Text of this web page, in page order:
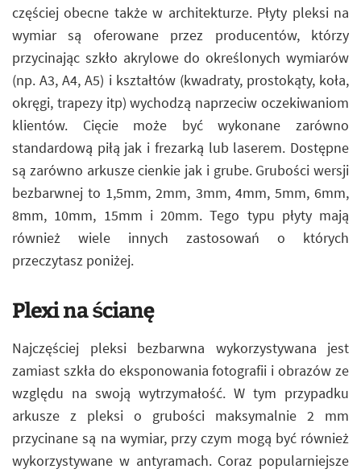
częściej obecne także w architekturze. Płyty pleksi na
wymiar są oferowane przez producentów, którzy
przycinając szkło akrylowe do określonych wymiarów
(np. A3, A4, A5) i kształtów (kwadraty, prostokąty, koła,
okręgi, trapezy itp) wychodzą naprzeciw oczekiwaniom
klientów. Cięcie może być wykonane zarówno
standardową piłą jak i frezarką lub laserem. Dostępne
są zarówno arkusze cienkie jak i grube. Grubości wersji
bezbarwnej to 1,5mm, 2mm, 3mm, 4mm, 5mm, 6mm,
8mm, 10mm, 15mm i 20mm. Tego typu płyty mają
również wiele innych zastosowań o których
przeczytasz poniżej.
Plexi na ścianę
Najczęściej pleksi bezbarwna wykorzystywana jest
zamiast szkła do eksponowania fotografii i obrazów ze
względu na swoją wytrzymałość. W tym przypadku
arkusze z pleksi o grubości maksymalnie 2 mm
przycinane są na wymiar, przy czym mogą być również
wykorzystywane w antyramach. Coraz popularniejsze